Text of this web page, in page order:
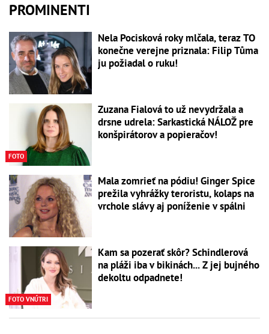
PROMINENTI
Nela Pocisková roky mlčala, teraz TO
konečne verejne priznala: Filip Tůma
ju požiadal o ruku!
FOTO
Zuzana Fialová to už nevydržala a
drsne udrela: Sarkastická NÁLOŽ pre
konšpirátorov a popieračov!
Mala zomrieť na pódiu! Ginger Spice
prežila vyhrážky teroristu, kolaps na
vrchole slávy aj poníženie v spálni
FOTO VNÚTRI
Kam sa pozerať skôr? Schindlerová
na pláži iba v bikinách... Z jej bujného
dekoltu odpadnete!